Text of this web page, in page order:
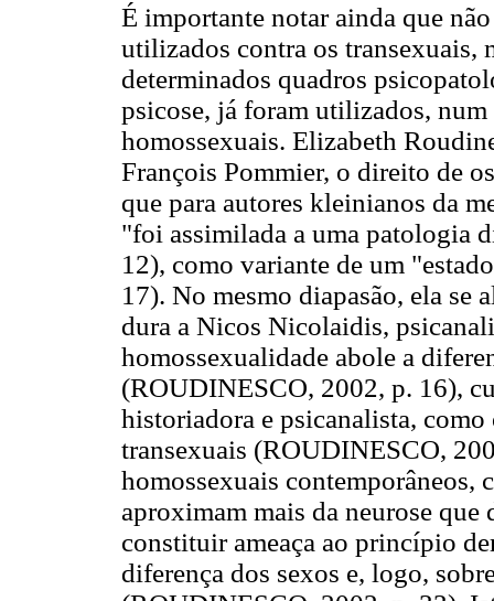
É importante notar ainda que
utilizados contra os transexuais,
determinados quadros
psicose, já foram utilizados, num
homossexuais. Elizabeth
François Pommier, o direito de
que para autores kleinianos da
"foi assimilada a uma patologia
12), como variante de um
17). No mesmo diapasão, ela se
dura a Nicos Nicolaidis,
homossexualidade abole a
(ROUDINESCO, 2002, p. 16),
historiadora e psicanalista,
transexuais (ROUDINESCO,
homossexuais contemporâneos,
aproximam mais da neurose que
constituir ameaça ao princípio
diferença dos sexos e, logo,